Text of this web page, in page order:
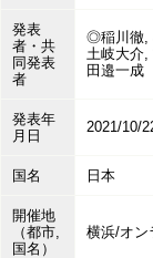
発表
者・共
同発表
者
◎稲川徹,
土岐大介,
田邉一成
発表年
月日
2021/10/
国名 日本
開催地
（都市,
国名）
横浜/オン